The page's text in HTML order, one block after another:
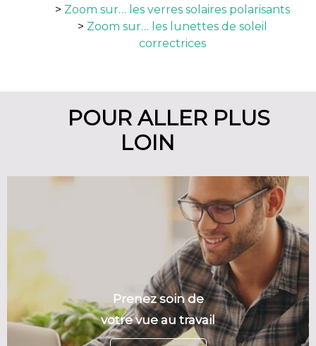
Zoom sur… les verres solaires polarisants
Zoom sur… les lunettes de soleil
correctrices
POUR ALLER PLUS
LOIN
Prenez soin de
votre vue au travail